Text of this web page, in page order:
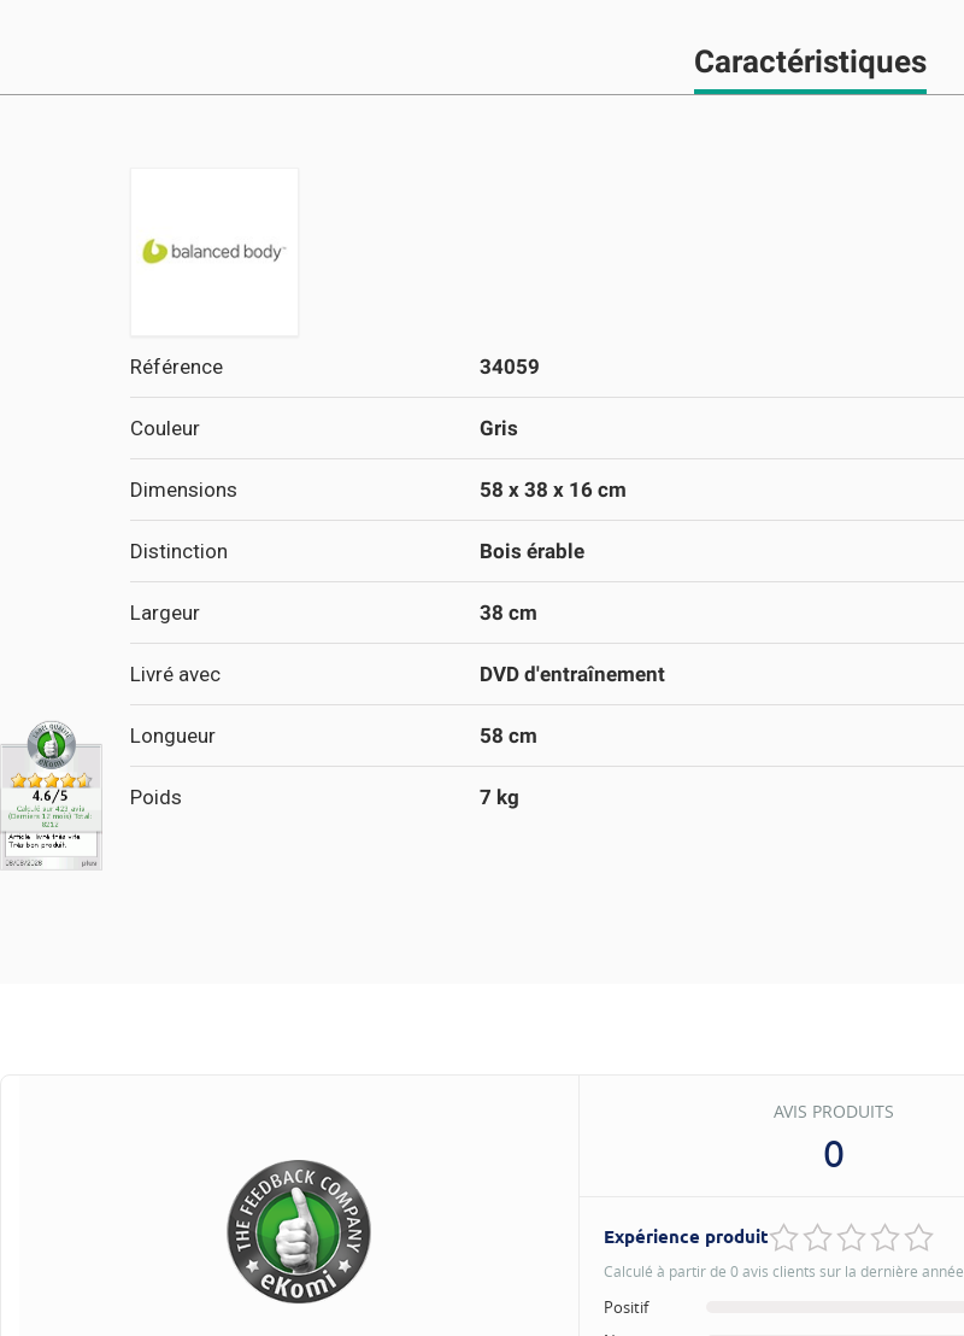
Caractéristiques
Référence 34059
Couleur Gris
Dimensions 58 x 38 x 16 cm
Distinction Bois érable
Largeur 38 cm
Livré avec DVD d'entraînement
Longueur 58 cm
Poids 7 kg
AVIS PRODUITS
0
Expérience produit
Calculé à partir de 0 avis clients sur la dernière année
Positif